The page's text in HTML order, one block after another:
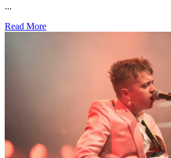
...
Read More